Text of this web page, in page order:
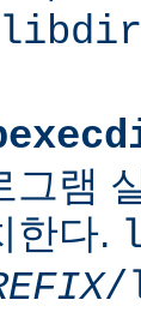
libdir
그램
한다.
/